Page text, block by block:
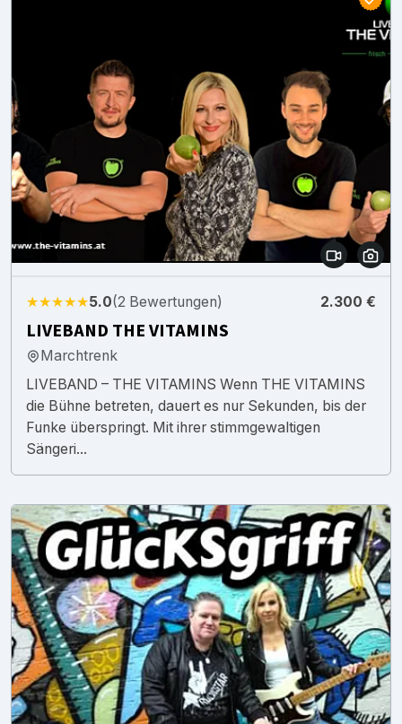
★★★★★5.0(2 Bewertungen) 2.300 €
LIVEBAND THE VITAMINS
Marchtrenk
LIVEBAND – THE VITAMINS Wenn THE VITAMINS
die Bühne betreten, dauert es nur Sekunden, bis der
Funke überspringt. Mit ihrer stimmgewaltigen
Sängeri...